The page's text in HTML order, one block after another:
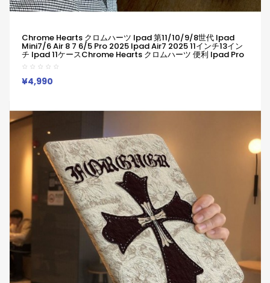
Chrome Hearts クロムハーツ Ipad 第11/10/9/8世代 Ipad
Mini7/6 Air 8 7 6/5 Pro 2025 Ipad Air7 2025 11インチ13イン
チ Ipad 11ケースChrome Hearts クロムハーツ 便利 Ipad Pro
2024ケース 11インチ 13インチブランド アイパッドケース Ipad
Air8/7/6/5/4/3/2/1ケースChrome Hearts クロムハーツ
¥4,990